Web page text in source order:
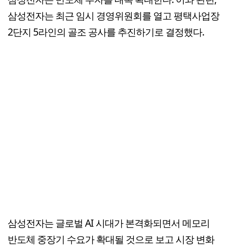
삼성전자는 최근 임시 경영위원회를 열고 평택사업장
2단지 5라인의 골조 공사를 추진하기로 결정했다.
삼성전자는 글로벌 AI 시대가 본격화되면서 메모리
반도체 중장기 수요가 확대될 것으로 보고 시장 변화